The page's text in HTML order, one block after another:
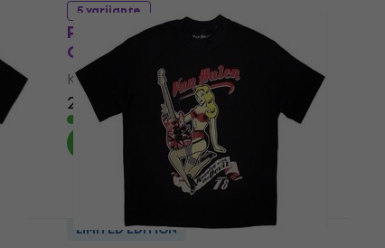
5 varijante
Prince Purple Rain Disc
Oversized
Košulja
29,30 € 29,90 €
Na skladištu
LIMITED EDITION